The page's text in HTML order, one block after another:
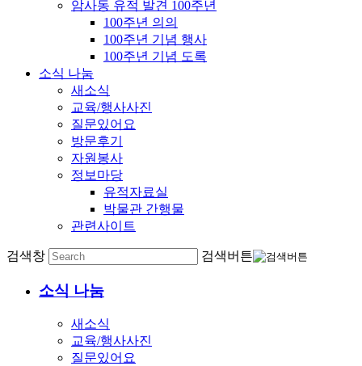
암사동 유적 발견 100주년
100주년 의의
100주년 기념 행사
100주년 기념 도록
소식 나눔
새소식
교육/행사사진
질문있어요
방문후기
자원봉사
정보마당
유적자료실
박물관 간행물
관련사이트
검색창 검색버튼
소식 나눔
새소식
교육/행사사진
질문있어요